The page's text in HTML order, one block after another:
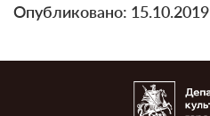
Опубликовано: 15.10.2019